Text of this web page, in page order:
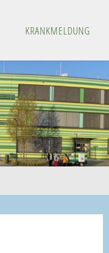
KRANKMELDUNG